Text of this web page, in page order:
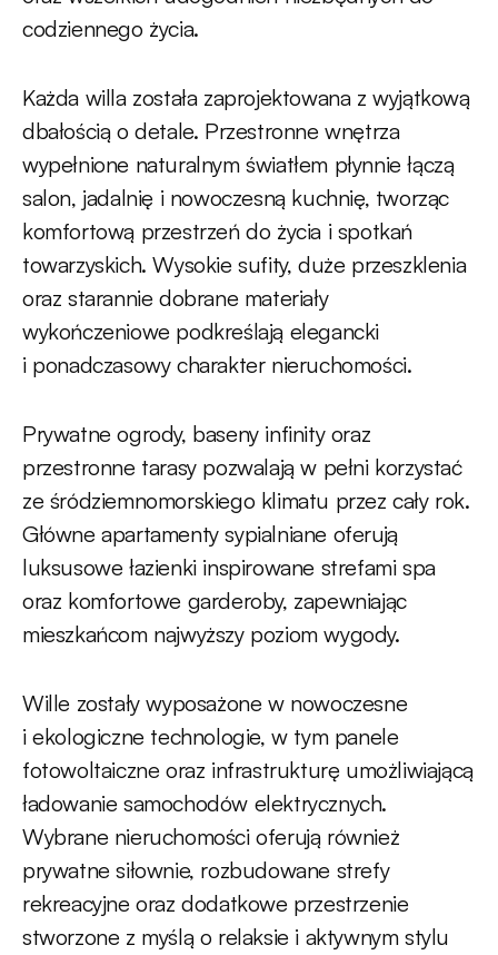
codziennego życia.
Każda willa została zaprojektowana z wyjątkową
dbałością o detale. Przestronne wnętrza
wypełnione naturalnym światłem płynnie łączą
salon, jadalnię i nowoczesną kuchnię, tworząc
komfortową przestrzeń do życia i spotkań
towarzyskich. Wysokie sufity, duże przeszklenia
oraz starannie dobrane materiały
wykończeniowe podkreślają elegancki
i ponadczasowy charakter nieruchomości.
Prywatne ogrody, baseny infinity oraz
przestronne tarasy pozwalają w pełni korzystać
ze śródziemnomorskiego klimatu przez cały rok.
Główne apartamenty sypialniane oferują
luksusowe łazienki inspirowane strefami spa
oraz komfortowe garderoby, zapewniając
mieszkańcom najwyższy poziom wygody.
Wille zostały wyposażone w nowoczesne
i ekologiczne technologie, w tym panele
fotowoltaiczne oraz infrastrukturę umożliwiającą
ładowanie samochodów elektrycznych.
Wybrane nieruchomości oferują również
prywatne siłownie, rozbudowane strefy
rekreacyjne oraz dodatkowe przestrzenie
stworzone z myślą o relaksie i aktywnym stylu